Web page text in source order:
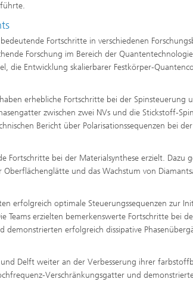
Fortschritte in verschiedenen
Forschung im Bereich der
die Entwicklung skalierbarer Festkörper-
erhebliche Fortschritte bei der Spinsteuerung
zwischen zwei NVs und die Stickstoff-
Bericht über Polarisationssequenzen bei
bei der Materialsynthese erzielt. Dazu
und das Wachstum von
erfolgreich optimale Steuerungssequenzen zur
erzielten bemerkenswerte Fortschritte bei
erfolgreich dissipative
Delft weiter an der Verbesserung ihrer
Verschränkungsgatter und